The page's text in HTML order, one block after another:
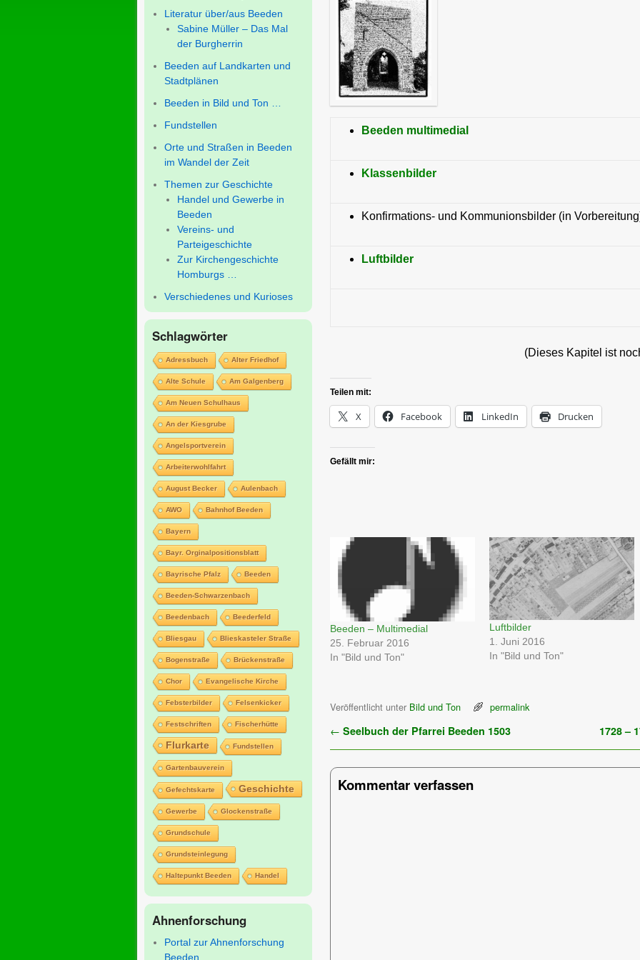
Literatur über/aus Beeden
Sabine Müller – Das Mal
der Burgherrin
Beeden auf Landkarten und
Stadtplänen
Beeden in Bild und Ton …
Fundstellen
Orte und Straßen in Beeden
im Wandel der Zeit
Themen zur Geschichte
Handel und Gewerbe in
Beeden
Vereins- und
Parteigeschichte
Zur Kirchengeschichte
Homburgs …
Verschiedenes und Kurioses
Schlagwörter
Adressbuch Alter Friedhof
Alte Schule Am Galgenberg
Am Neuen Schulhaus
An der Kiesgrube
Angelsportverein
Arbeiterwohlfahrt
August Becker Aulenbach
AWO Bahnhof Beeden
Bayern
Bayr. Orginalpositionsblatt
Bayrische Pfalz Beeden
Beeden-Schwarzenbach
Beedenbach Beederfeld
Bliesgau Blieskasteler Straße
Bogenstraße Brückenstraße
Chor Evangelische Kirche
Febsterbilder Felsenkicker
Festschriften Fischerhütte
Flurkarte Fundstellen
Gartenbauverein
Gefechtskarte Geschichte
Gewerbe Glockenstraße
Grundschule
Grundsteinlegung
Haltepunkt Beeden Handel
Ahnenforschung
Portal zur Ahnenforschung
Beeden
Beeden multimedial
Klassenbilder
Konfirmations- und Kommunionsbilder (in
Luftbilder
(Dieses Kapitel ist
Teilen mit:
X Facebook LinkedIn Drucken
Gefällt mir:
Beeden – Multimedial
25. Februar 2016
In "Bild und Ton"
Luftbilder
1. Juni 2016
In "Bild und Ton"
Veröffentlicht unter Bild und Ton permalink
Artikelnavigation
← Seelbuch der Pfarrei Beeden 1503 1728 –
Kommentar verfassen